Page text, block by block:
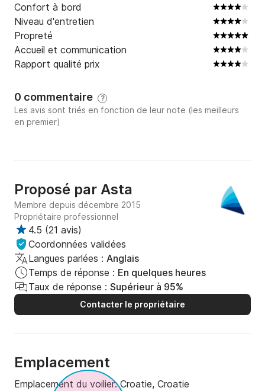
Confort à bord
Niveau d'entretien
Propreté
Accueil et communication
Rapport qualité prix
0 commentaire ?
Les avis sont triés en fonction de leur note (les meilleurs
en premier)
Proposé par Asta
Membre depuis décembre 2015
Propriétaire professionnel
4.5 (21 avis)
Coordonnées validées
Langues parlées : Anglais
Temps de réponse : En quelques heures
Taux de réponse : Supérieur à 95%
Contacter le propriétaire
Emplacement
Emplacement du voilier:Croatie, Croatie